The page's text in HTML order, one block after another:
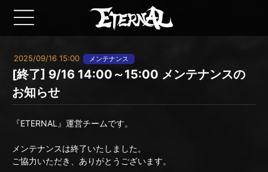
2025/09/16 15:00 メンテナンス
[終了] 9/16 14:00～15:00 メンテナンスの
お知らせ
『ETERNAL』運営チームです。
メンテナンスは終了いたしました。
ご協力いただき、ありがとうございます。